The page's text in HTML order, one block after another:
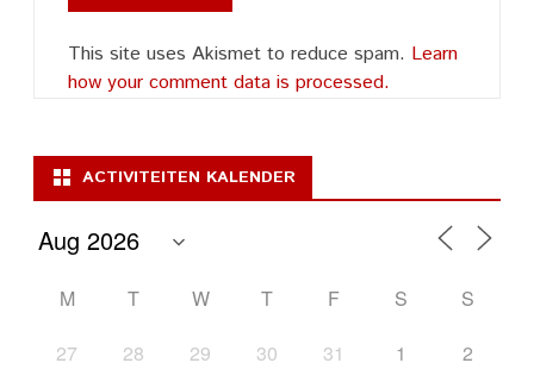
This site uses Akismet to reduce spam. Learn
how your comment data is processed.
ACTIVITEITEN KALENDER
M T W T F S
S
27
28 29 30 31 1 2